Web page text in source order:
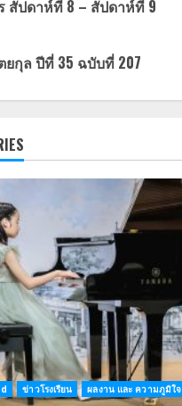
สัปดาห์ที่ 8 – สัปดาห์ที่ 9
ยกุล ปีที่ 35 ฉบับที่ 207
ข่าวโรงเรียน ผลงาน และ ความภูมิใจ